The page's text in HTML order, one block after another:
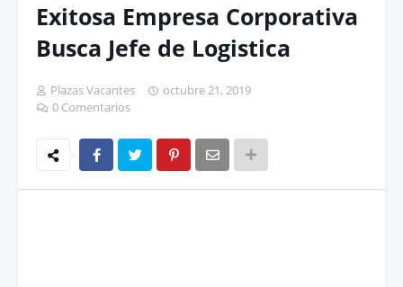
Exitosa Empresa Corporativa
Busca Jefe de Logistica
Plazas Vacantes
octubre 21, 2019
0 Comentarios